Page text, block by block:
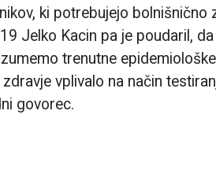
ki potrebujejo bolnišnično
Jelko Kacin pa je poudaril,
trenutne
vplivalo na način
govorec.